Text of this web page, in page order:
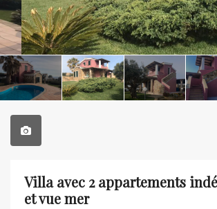
Villa avec 2 appartements
et vue mer